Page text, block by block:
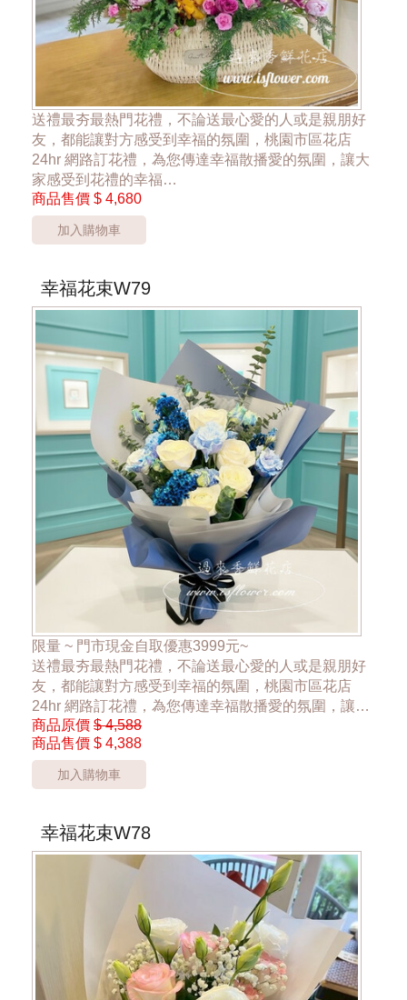
送禮最夯最熱門花禮，不論送最心愛的人或是親朋好
友，都能讓對方感受到幸福的氛圍，桃園市區花店
24hr 網路訂花禮，為您傳達幸福散播愛的氛圍，讓大
家感受到花禮的幸福
**金黃杖花和天鵝絨小花會依照實際調整或更換**
*桃園區以外酌收運費350元*
***花材依當季花材實際狀況調整***
商品售價 $ 4,680
加入購物車
幸福花束W79
限量 ~ 門市現金自取優惠3999元~
送禮最夯最熱門花禮，不論送最心愛的人或是親朋好
友，都能讓對方感受到幸福的氛圍，桃園市區花店
24hr 網路訂花禮，為您傳達幸福散播愛的氛圍，讓大
家感受到花禮的幸福
~藍色小花 會隨機搭配~
*桃園區以外酌收運費350元*
***花材依當季花材實際狀況調整***
商品原價 $ 4,588
商品售價 $ 4,388
加入購物車
幸福花束W78